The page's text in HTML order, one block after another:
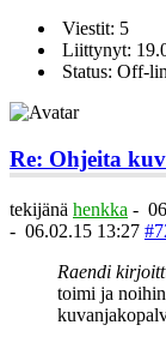
Viestit: 5
Liittynyt:
Status: Off-
Re: Ohjeita
tekijänä henkka -
- 06.02.15 13:27
Raendi
toimi ja